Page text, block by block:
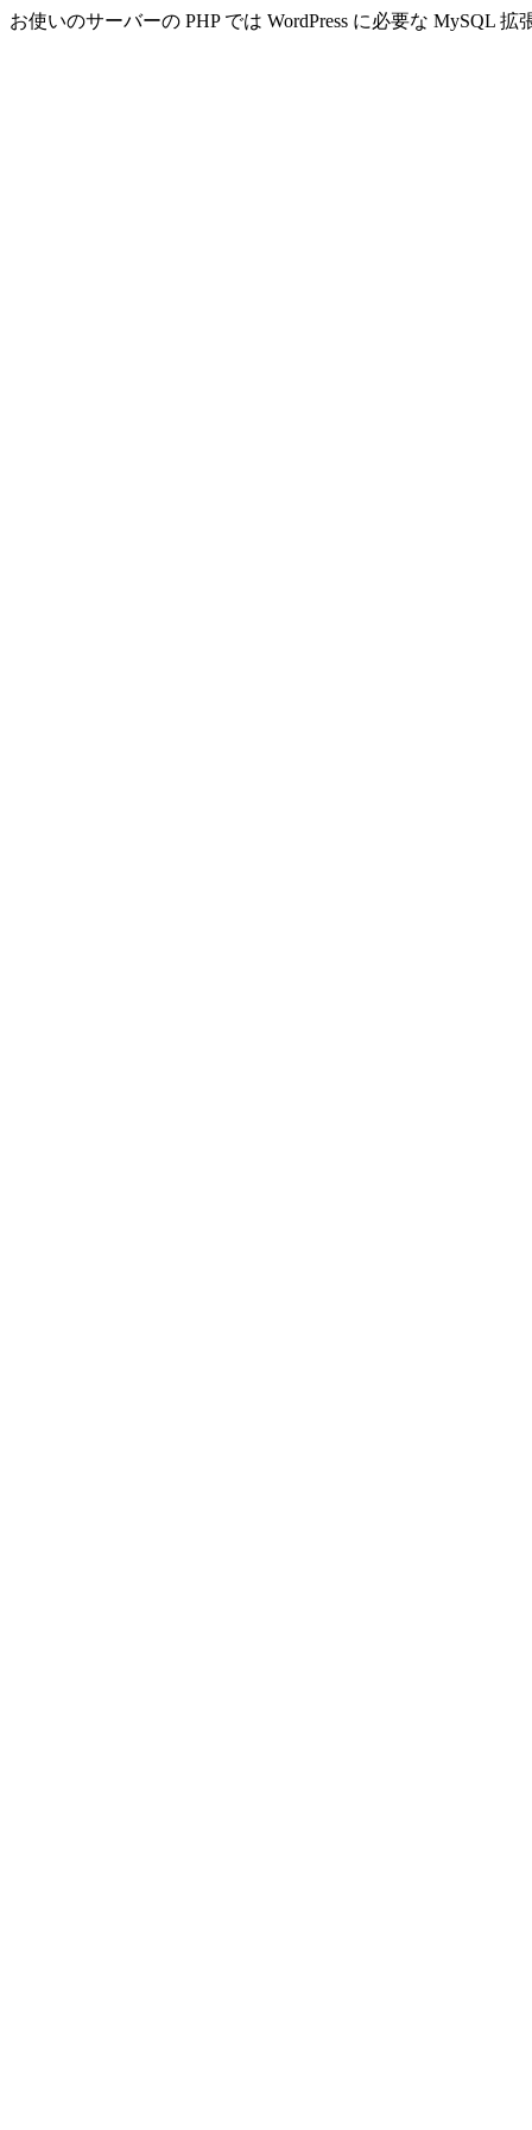
お使いのサーバーの PHP では WordPress に必要な MySQL